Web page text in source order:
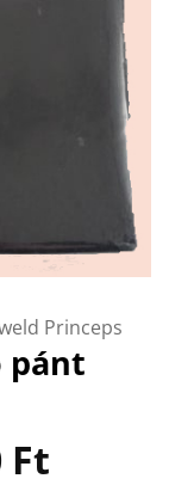
Princeps
pánt
Ft